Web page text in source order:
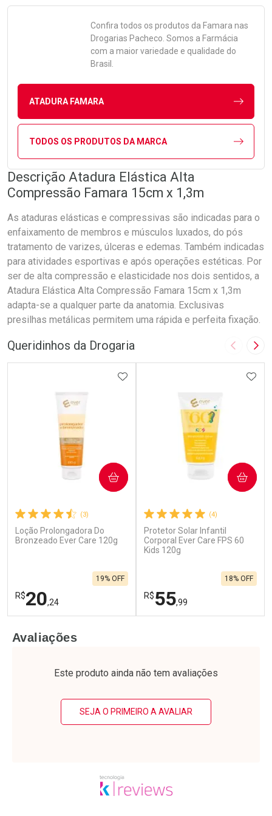
Confira todos os produtos da Famara nas
Drogarias Pacheco. Somos a Farmácia
com a maior variedade e qualidade do
Brasil.
ATADURA FAMARA
TODOS OS PRODUTOS DA MARCA
Descrição Atadura Elástica Alta
Compressão Famara 15cm x 1,3m
As ataduras elásticas e compressivas são indicadas para o
enfaixamento de membros e músculos luxados, do pós
tratamento de varizes, úlceras e edemas. Também indicadas
para atividades esportivas e após operações estéticas. Por
ser de alta compressão e elasticidade nos dois sentidos, a
Atadura Elástica Alta Compressão Famara 15cm x 1,3m
adapta-se a qualquer parte da anatomia. Exclusivas
presilhas metálicas permitem uma rápida e perfeita fixação.
Queridinhos da Drogaria Imagem
(3)
Loção Prolongadora Do
Bronzeado Ever Care 120g
R$20,24
19% OFF
ADICIONAR AOS FAVORITOS
COMPRAR
Laboratório
Por Menos
(4)
Protetor Solar Infantil
Corporal Ever Care FPS 60
Kids 120g
R$55,99
18% OFF
COMPRAR
Laboratório
Por Menos
Avaliações
Este produto ainda não tem avaliações
SEJA O PRIMEIRO A AVALIAR